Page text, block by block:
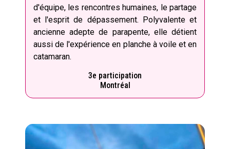
d'équipe, les rencontres humaines, le partage
et l'esprit de dépassement. Polyvalente et
ancienne adepte de parapente, elle détient
aussi de l'expérience en planche à voile et en
catamaran.
3e participation
Montréal